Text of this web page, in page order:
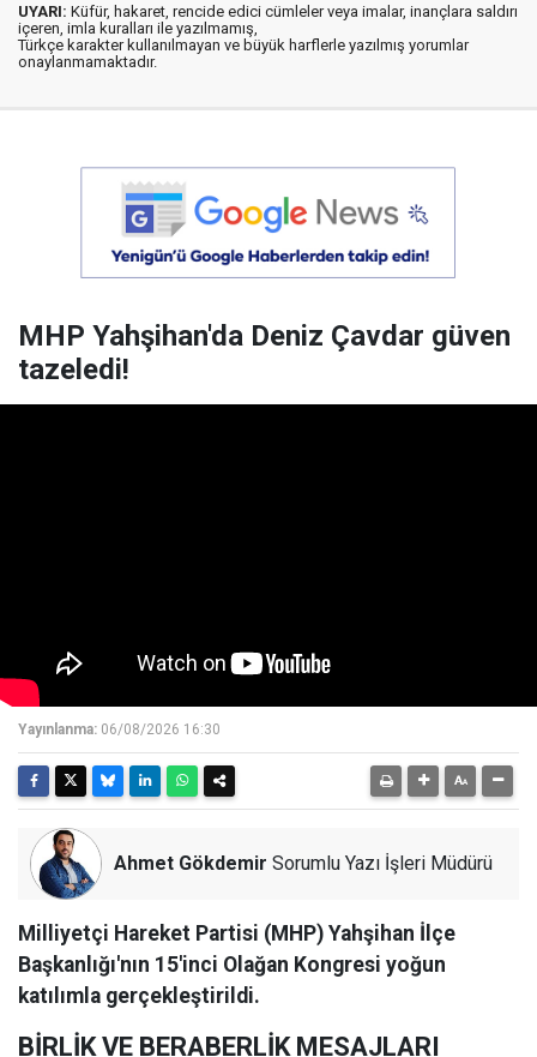
UYARI: Küfür, hakaret, rencide edici cümleler veya imalar, inançlara saldırı
içeren, imla kuralları ile yazılmamış,
Türkçe karakter kullanılmayan ve büyük harflerle yazılmış yorumlar
onaylanmamaktadır.
MHP Yahşihan'da Deniz Çavdar güven
tazeledi!
Yayınlanma: 06/08/2026 16:30
Ahmet Gökdemir Sorumlu Yazı İşleri Müdürü
Milliyetçi Hareket Partisi (MHP) Yahşihan İlçe
Başkanlığı'nın 15'inci Olağan Kongresi yoğun
katılımla gerçekleştirildi.
BİRLİK VE BERABERLİK MESAJLARI